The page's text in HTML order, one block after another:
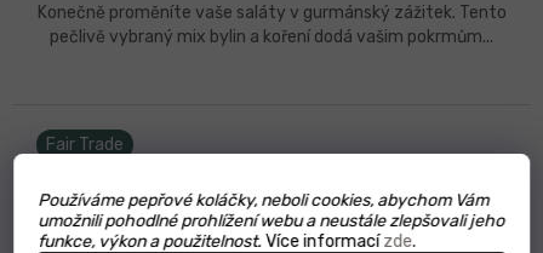
Používáme pepřové koláčky, neboli cookies, abychom Vám
umožnili pohodlné prohlížení webu a neustále zlepšovali jeho
funkce, výkon a použitelnost.Více informacízde.
Konečně proměníte vaše saláty v gurmánský zážitek. Tento
pečlivě vybraný mix bylin a koření dodá vašim pokrmům...
Fair Trade